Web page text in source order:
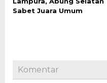
Sabet Juara Umum
Komentar